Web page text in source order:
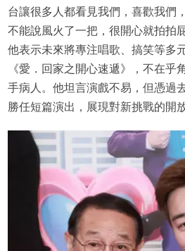
台讓很多人都看見我們，喜歡我們
不能說風火了一把，很開心就拍拍
他表示未來將專注唱歌、搞笑等多
《愛．回家之開心速遞》，不在乎
手病人。他坦言演戲不易，但憑過
勝任短篇演出，展現對新挑戰的開